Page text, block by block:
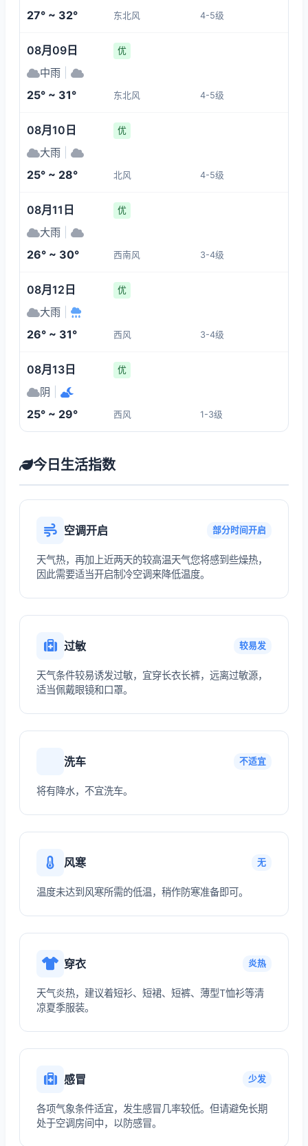
4-5 4-5
19:00
31°
20:00
3-4
27° ~ 32° 东北风 4-5级
08月09日 优
中雨
25° ~ 31° 东北风 4-5级
08月10日 优
大雨
25° ~ 28° 北风 4-5级
08月11日 优
大雨
26° ~ 30° 西南风 3-4级
08月12日 优
大雨
26° ~ 31° 西风 3-4级
08月13日 优
阴
25° ~ 29° 西风 1-3级
今日生活指数
空调开启 部分时间开启
天气热，再加上近两天的较高温天气您将感到些燥热，
因此需要适当开启制冷空调来降低温度。
过敏 较易发
天气条件较易诱发过敏，宜穿长衣长裤，远离过敏源，
适当佩戴眼镜和口罩。
洗车 不适宜
将有降水，不宜洗车。
风寒 无
温度未达到风寒所需的低温，稍作防寒准备即可。
穿衣 炎热
天气炎热，建议着短衫、短裙、短裤、薄型T恤衫等清
凉夏季服装。
感冒 少发
各项气象条件适宜，发生感冒几率较低。但请避免长期
处于空调房间中，以防感冒。